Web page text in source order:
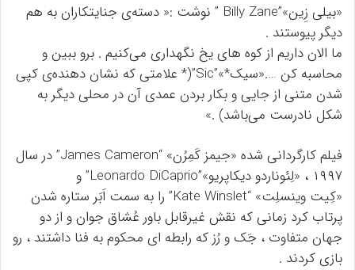
«بیلی زِین»”Billy Zane ” نوشت :« دسته‌ی جنایتکاران به هم
دیگر پیوستند .
ما الان داریم از کوه های یخ نگهداری می‌کنیم . برو ببین و
محاسبه کن ….«سیک*»”Sic”(* علامتی که نشان دهنده‌ی کپی
شدن متنی از جایی و بکار بردن عمدی آن در محلی دیگر به
شکل نادرست می‌باشد) .»
فیلم کارگردانی شده «جیمز کَمِرُن» “James Cameron” در سال
۱۹۹۷ ، «لِئوناردو دیکاپریو»”Leonardo DiCaprio” و
«کِیت وینسلِت» “Kate Winslet” را به سمت اَبَر ستاره شدن
پرتاب کرد زمانی که نقش غیرقابل باور عُشاق جوان و از دو
جهان متفاوت ، جَک و رُز که رابطه ‌ای محکوم به فنا داشتند ، رو
بازی کردند .